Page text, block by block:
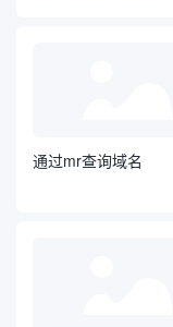
通过mr查询域名